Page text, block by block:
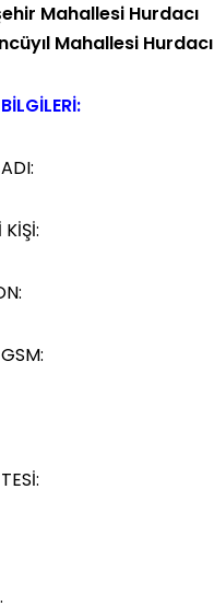
Mahallesi Hurdacı
Mahallesi Hurdacı
KİŞİ: